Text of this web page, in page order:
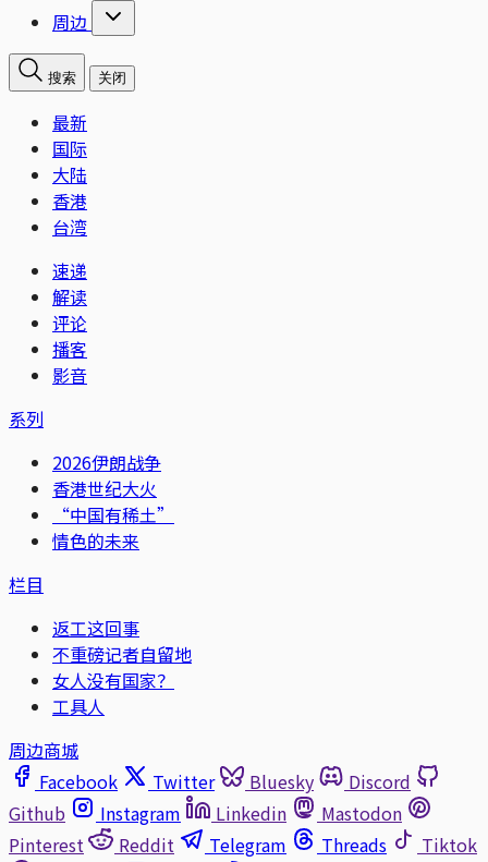
周边
搜索 关闭
最新
国际
大陆
香港
台湾
速递
解读
评论
播客
影音
系列
2026伊朗战争
香港世纪大火
“中国有稀土”
情色的未来
栏目
返工这回事
不重磅记者自留地
女人没有国家？
工具人
周边商城
Facebook
Twitter Bluesky
Discord
Github
Instagram Linkedin
Mastodon
Pinterest
Reddit Telegram Threads
Tiktok